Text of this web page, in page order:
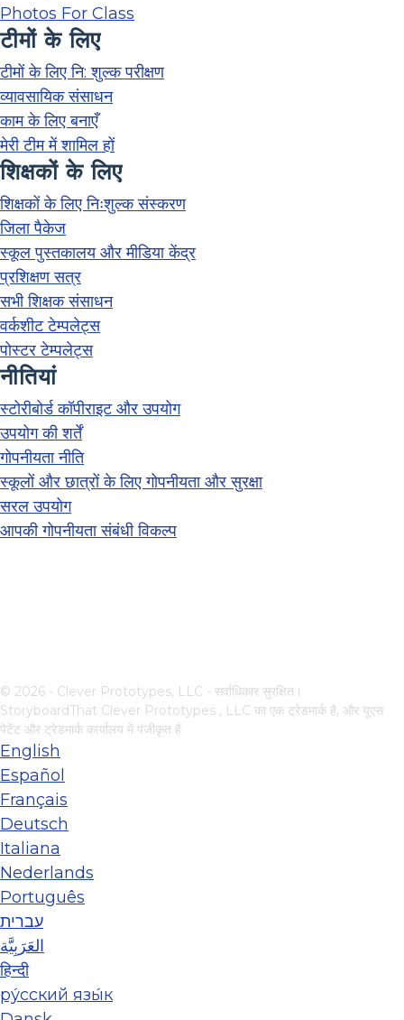
Photos For Class
टीमों के लिए
टीमों के लिए नि: शुल्क परीक्षण
व्यावसायिक संसाधन
काम के लिए बनाएँ
मेरी टीम में शामिल हों
शिक्षकों के लिए
शिक्षकों के लिए निःशुल्क संस्करण
जिला पैकेज
स्कूल पुस्तकालय और मीडिया केंद्र
प्रशिक्षण सत्र
सभी शिक्षक संसाधन
वर्कशीट टेम्पलेट्स
पोस्टर टेम्पलेट्स
नीतियां
स्टोरीबोर्ड कॉपीराइट और उपयोग
उपयोग की शर्तें
गोपनीयता नीति
स्कूलों और छात्रों के लिए गोपनीयता और सुरक्षा
सरल उपयोग
आपकी गोपनीयता संबंधी विकल्प
© 2026 - Clever Prototypes, LLC - सर्वाधिकार सुरक्षित।
StoryboardThat Clever Prototypes , LLC का एक ट्रेडमार्क है, और यूएस
पेटेंट और ट्रेडमार्क कार्यालय में पंजीकृत है
English
Español
Français
Deutsch
Italiana
Nederlands
Português
עברית
العَرَبِيَّة
हिन्दी
ру́сский язы́к